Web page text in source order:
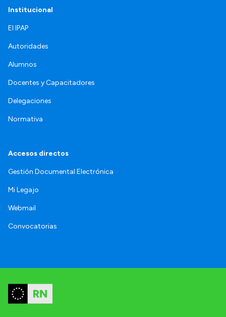
Institucional
El IPAP
Autoridades
Alumnos
Docentes y Capacitadores
Delegaciones
Normativa
Accesos directos
Gestión Documental Electrónica
Mi Legajo
Webmail
Convocatorias